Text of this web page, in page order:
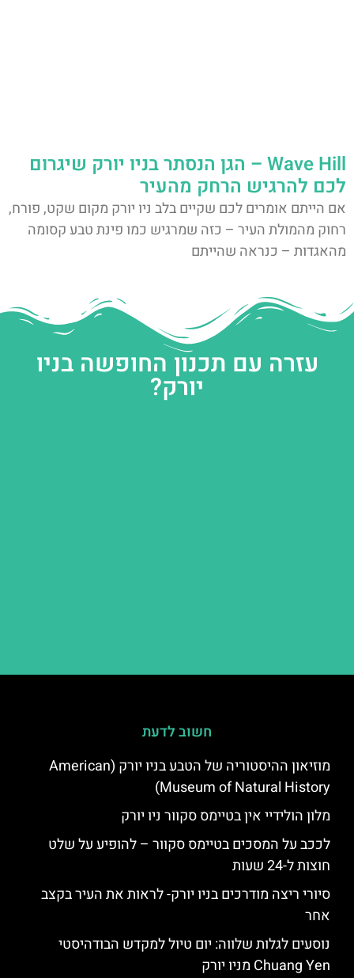
Wave Hill – הגן הנסתר בניו יורק שיגרום
לכם להרגיש הרחק מהעיר
אם הייתם אומרים לכם שקיים בלב ניו יורק מקום שקט, פורח,
רחוק מהמולת העיר – כזה שמרגיש כמו פינת טבע קסומה
מהאגדות – כנראה שהייתם
עזרה עם תכנון החופשה בניו
יורק?
חשוב לדעת
מוזיאון ההיסטוריה של הטבע בניו יורק (American
Museum of Natural History)
מלון הולידיי אין בטיימס סקוור ניו יורק
לככב על המסכים בטיימס סקוור – להופיע על שלט
חוצות ל-24 שעות
סיורי ריצה מודרכים בניו יורק- לראות את העיר בקצב
אחר
נוסעים לגלות שלווה: יום טיול למקדש הבודהיסטי
Chuang Yen מניו יורק